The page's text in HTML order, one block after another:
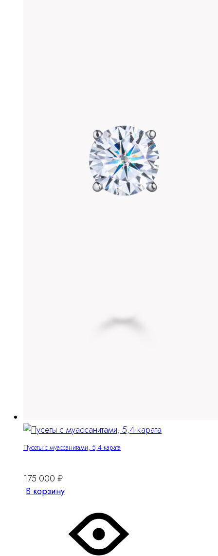
Пусеты с муассанитами, 5,4 карата
175 000 ₽
В корзину